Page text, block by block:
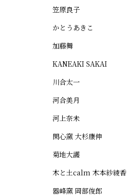
笠原良子
かとうあきこ
加藤舞
KANEAKI SAKAI
川合太一
河合美月
河上奈未
閑心窯 大杉康伸
菊地大護
木と土calm 木本紗綾香
器峰窯 岡部俊郎